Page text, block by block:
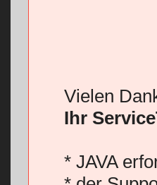
Vielen
Ihr
* JAVA